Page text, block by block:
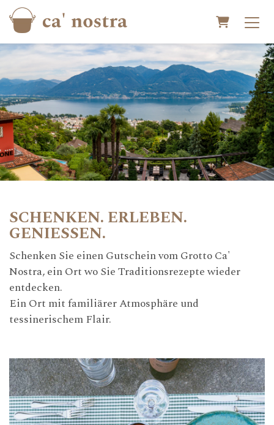
SCHENKEN. ERLEBEN.
GENIESSEN.
Schenken Sie einen Gutschein vom Grotto Ca'
Nostra, ein Ort wo Sie Traditionsrezepte wieder
entdecken.
Ein Ort mit familiärer Atmosphäre und
tessinerischem Flair.